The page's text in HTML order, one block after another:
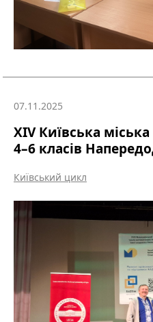
07.11.2025
ХІV Київська
4–6 класів
Київський цикл